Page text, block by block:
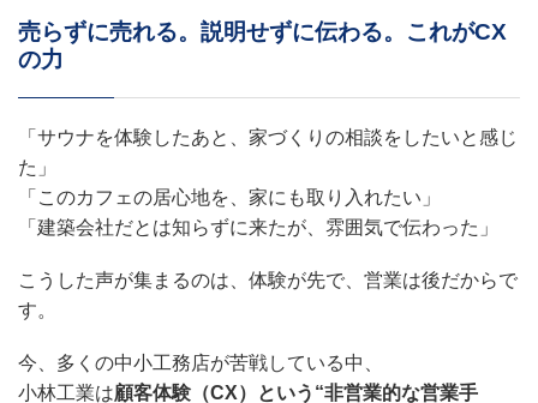
売らずに売れる。説明せずに伝わる。これがCX
の力
「サウナを体験したあと、家づくりの相談をしたいと感じ
た」
「このカフェの居心地を、家にも取り入れたい」
「建築会社だとは知らずに来たが、雰囲気で伝わった」
こうした声が集まるのは、体験が先で、営業は後だからで
す。
今、多くの中小工務店が苦戦している中、
小林工業は顧客体験（CX）という“非営業的な営業手